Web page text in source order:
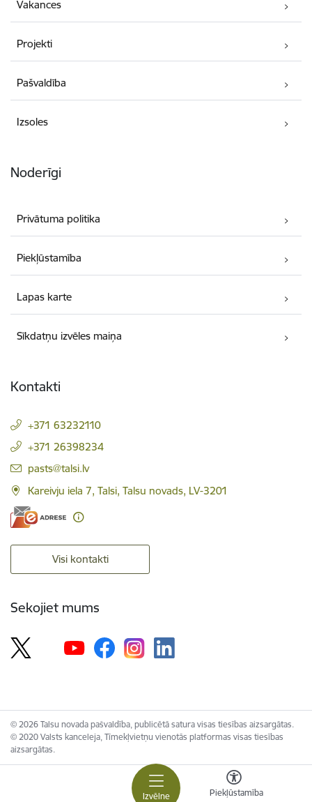
Izvēlne Piekļūstamība
Vakances
Projekti
Pašvaldība
Izsoles
Noderīgi
Privātuma politika
Piekļūstamība
Lapas karte
Sīkdatņu izvēles maiņa
Kontakti
+371 63232110
+371 26398234
E-pasts:
pasts@talsi.lv
Kareivju iela 7, Talsi, Talsu novads, LV-3201
Visi kontakti
Sekojiet mums
© 2026 Talsu novada pašvaldība, publicētā satura visas tiesības aizsargātas.
© 2020 Valsts kanceleja, Tīmekļvietņu vienotās platformas visas tiesības
aizsargātas.